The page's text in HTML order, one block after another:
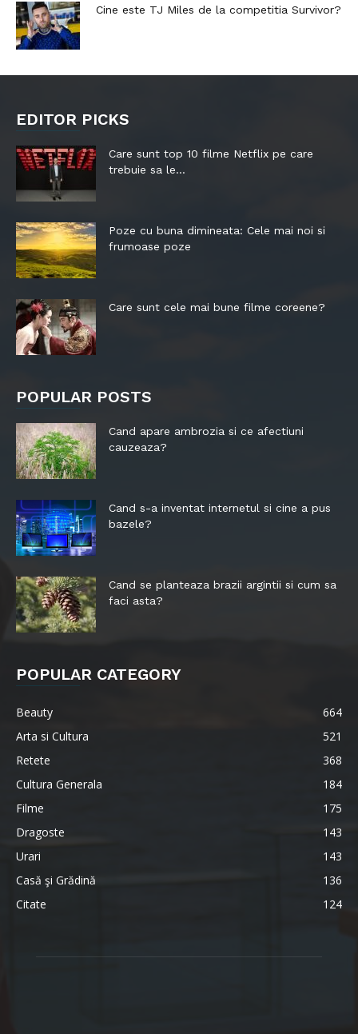
Cine este TJ Miles de la competitia Survivor?
EDITOR PICKS
Care sunt top 10 filme Netflix pe care
trebuie sa le...
Poze cu buna dimineata: Cele mai noi si
frumoase poze
Care sunt cele mai bune filme coreene?
POPULAR POSTS
Cand apare ambrozia si ce afectiuni
cauzeaza?
Cand s-a inventat internetul si cine a pus
bazele?
Cand se planteaza brazii argintii si cum sa
faci asta?
POPULAR CATEGORY
Beauty
664
Arta si Cultura
521
Retete
368
Cultura Generala
184
Filme
175
Dragoste
143
Urari
143
Casă şi Grădină
136
Citate
124